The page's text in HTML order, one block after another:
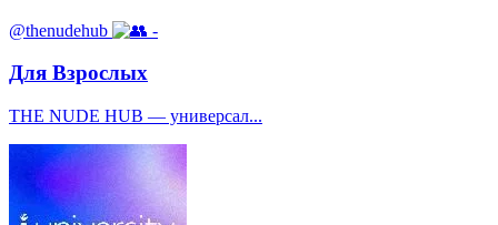
@thenudehub -
Для Взрослых
THE NUDE HUB — универсал...